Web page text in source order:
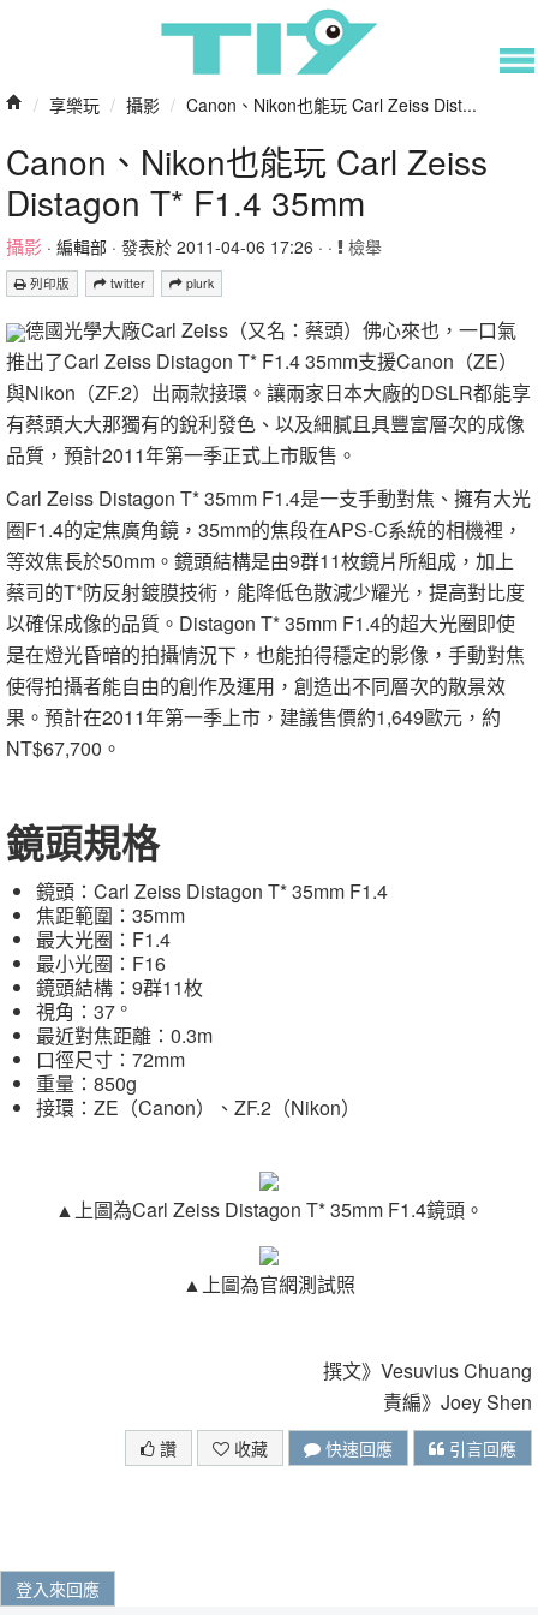
/ 享樂玩 / 攝影 / Canon、Nikon也能玩 Carl Zeiss Dist...
Canon、Nikon也能玩 Carl Zeiss
Distagon T* F1.4 35mm
攝影 · 編輯部 · 發表於 2011-04-06 17:26 · · 檢舉
列印版 twitter plurk
德國光學大廠Carl Zeiss（又名：蔡頭）佛心來也，一口氣
推出了Carl Zeiss Distagon T* F1.4 35mm支援Canon（ZE）
與Nikon（ZF.2）出兩款接環。讓兩家日本大廠的DSLR都能享
有蔡頭大大那獨有的銳利發色、以及細膩且具豐富層次的成像
品質，預計2011年第一季正式上市販售。
Carl Zeiss Distagon T* 35mm F1.4是一支手動對焦、擁有大光
圈F1.4的定焦廣角鏡，35mm的焦段在APS-C系統的相機裡，
等效焦長於50mm。鏡頭結構是由9群11枚鏡片所組成，加上
蔡司的T*防反射鍍膜技術，能降低色散減少耀光，提高對比度
以確保成像的品質。Distagon T* 35mm F1.4的超大光圈即使
是在燈光昏暗的拍攝情況下，也能拍得穩定的影像，手動對焦
使得拍攝者能自由的創作及運用，創造出不同層次的散景效
果。預計在2011年第一季上市，建議售價約1,649歐元，約
NT$67,700。
鏡頭規格
鏡頭：Carl Zeiss Distagon T* 35mm F1.4
焦距範圍：35mm
最大光圈：F1.4
最小光圈：F16
鏡頭結構：9群11枚
視角：37 °
最近對焦距離：0.3m
口徑尺寸：72mm
重量：850g
接環：ZE（Canon）、ZF.2（Nikon）
▲上圖為Carl Zeiss Distagon T* 35mm F1.4鏡頭。
▲上圖為官網測試照
撰文》Vesuvius Chuang
責編》Joey Shen
讚 收藏 快速回應 引言回應
登入來回應